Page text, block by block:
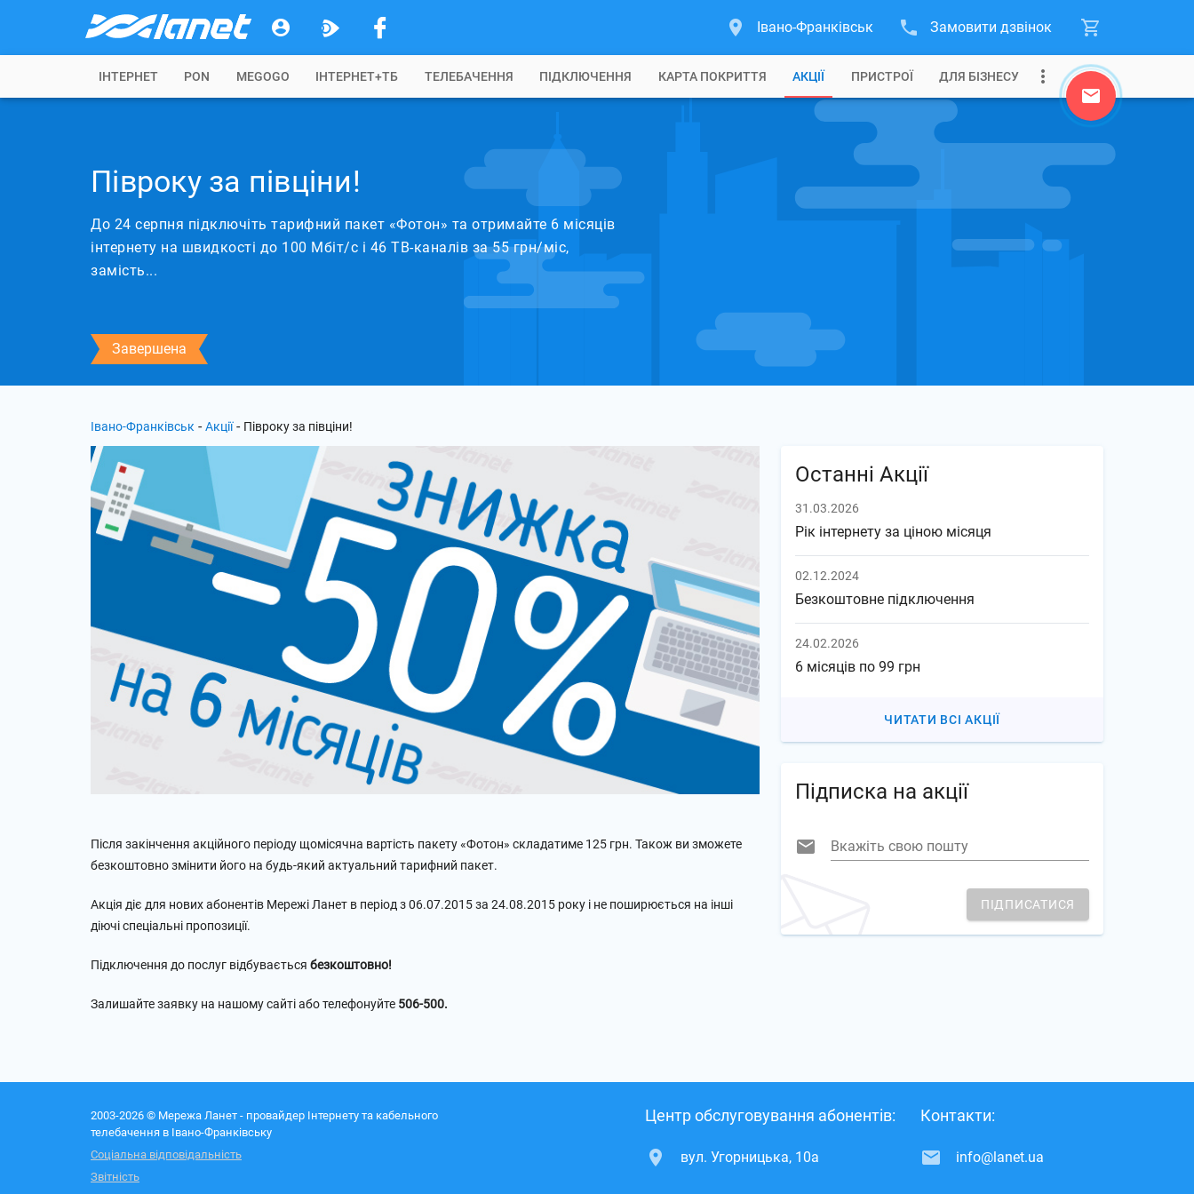
Івано-Франківськ Замовити дзвінок
IНТЕРНЕТ PON MEGOGO ІНТЕРНЕТ+ТБ ТЕЛЕБАЧЕННЯ ПІДКЛЮЧЕННЯ КАРТА ПОКРИТТЯ АКЦІЇ ПРИСТРОЇ ДЛЯ БІЗНЕСУ
Півроку за півціни!
До 24 серпня підключіть тарифний пакет «Фотон» та отримайте 6 місяців
інтернету на швидкості до 100 Мбіт/с і 46 ТВ-каналів за 55 грн/міс,
замість...
Завершена
Івано-Франківськ - Акції - Півроку за півціни!
Після закінчення акційного періоду щомісячна вартість пакету «Фотон» складатиме 125 грн. Також ви зможете
безкоштовно змінити його на будь-який актуальний тарифний пакет.
Акція діє для нових абонентів Мережі Ланет в період з 06.07.2015 за 24.08.2015 року і не поширюється на інші
діючі спеціальні пропозиції.
Підключення до послуг відбувається безкоштовно!
Залишайте заявку на нашому сайті або телефонуйте 506-500.
Останні Акції
31.03.2026
Рік інтернету за ціною місяця
02.12.2024
Безкоштовне підключення
24.02.2026
6 місяців по 99 грн
ЧИТАТИ ВСІ АКЦІЇ
Підписка на акції
Вкажіть свою пошту
ПІДПИСАТИСЯ
2003-2026 © Мережа Ланет - провайдер Інтернету та кабельного
телебачення в Івано-Франківську
Соціальна відповідальність
Звітність
Центр обслуговування абонентів:
вул. Угорницька, 10а
Контакти:
info@lanet.ua